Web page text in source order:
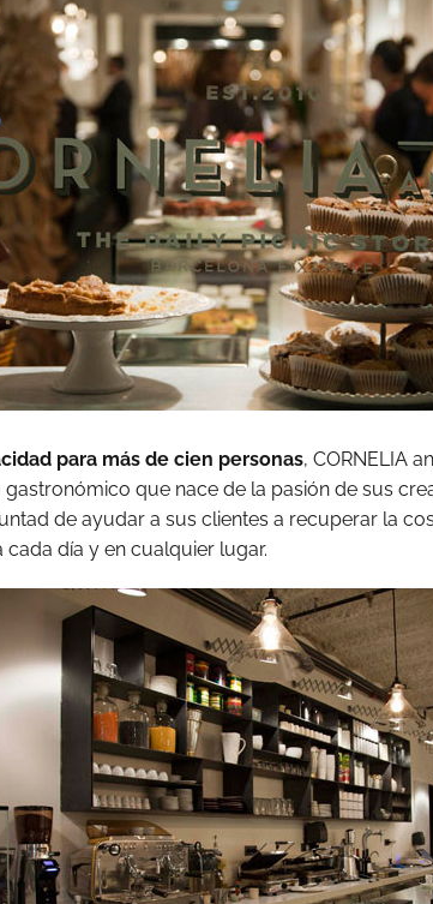
para más de cien personas, CORNELIA
que nace de la pasión de sus
de ayudar a sus clientes a recuperar la
cada día y en cualquier lugar.